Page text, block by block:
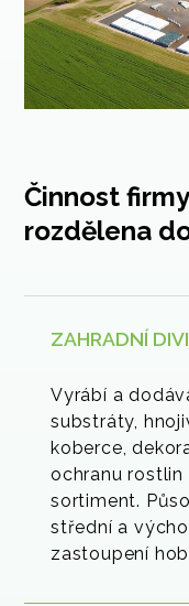
Činnost
rozdělena
ZAHRADNÍ
Vyrábí a
substráty,
koberce,
ochranu rostlin
sortiment.
střední a
zastoupení